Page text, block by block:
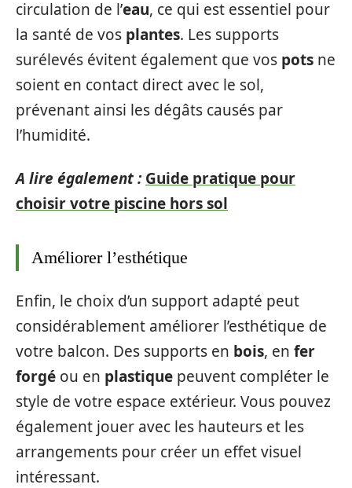
circulation de l’eau, ce qui est essentiel pour
la santé de vos plantes. Les supports
surélevés évitent également que vos pots ne
soient en contact direct avec le sol,
prévenant ainsi les dégâts causés par
l’humidité.
A lire également : Guide pratique pour
choisir votre piscine hors sol
Améliorer l’esthétique
Enfin, le choix d’un support adapté peut
considérablement améliorer l’esthétique de
votre balcon. Des supports en bois, en fer
forgé ou en plastique peuvent compléter le
style de votre espace extérieur. Vous pouvez
également jouer avec les hauteurs et les
arrangements pour créer un effet visuel
intéressant.